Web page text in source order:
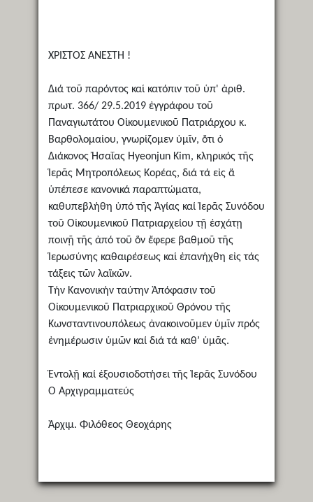
ΧΡΙΣΤΟΣ ΑΝΕΣΤΗ !
Διά τοῦ παρόντος καί κατόπιν τοῦ ὑπ' ἀριθ.
πρωτ. 366/ 29.5.2019 ἐγγράφου τοῦ
Παναγιωτάτου Οἰκουμενικοῦ Πατριάρχου κ.
Βαρθολομαίου, γνωρίζομεν ὑμῖν, ὅτι ὁ
Διάκονος Ἠσαΐας Hyeonjun Kim, κληρικός τῆς
Ἱερᾶς Μητροπόλεως Κορέας, διά τά εἰς ἅ
ὑπέπεσε κανονικά παραπτώματα,
καθυπεβλήθη ὑπό τῆς Ἁγίας καί Ἱερᾶς Συνόδου
τοῦ Οἰκουμενικοῦ Πατριαρχείου τῇ ἐσχάτῃ
ποινῇ τῆς ἀπό τοῦ ὅν ἔφερε βαθμοῦ τῆς
Ἱερωσύνης καθαιρέσεως καί ἐπανήχθη εἰς τάς
τάξεις τῶν λαϊκῶν.
Τήν Κανονικήν ταύτην Ἀπόφασιν τοῦ
Οἰκουμενικοῦ Πατριαρχικοῦ Θρόνου τῆς
Κωνσταντινουπόλεως ἀνακοινοῦμεν ὑμῖν πρός
ἐνημέρωσιν ὑμῶν καί διά τά καθ’ ὑμᾶς.
Ἐντολῇ καί ἐξουσιοδοτήσει τῆς Ἱερᾶς Συνόδου
Ὁ Ἀρχιγραμματεύς
Ἀρχιμ. Φιλόθεος Θεοχάρης